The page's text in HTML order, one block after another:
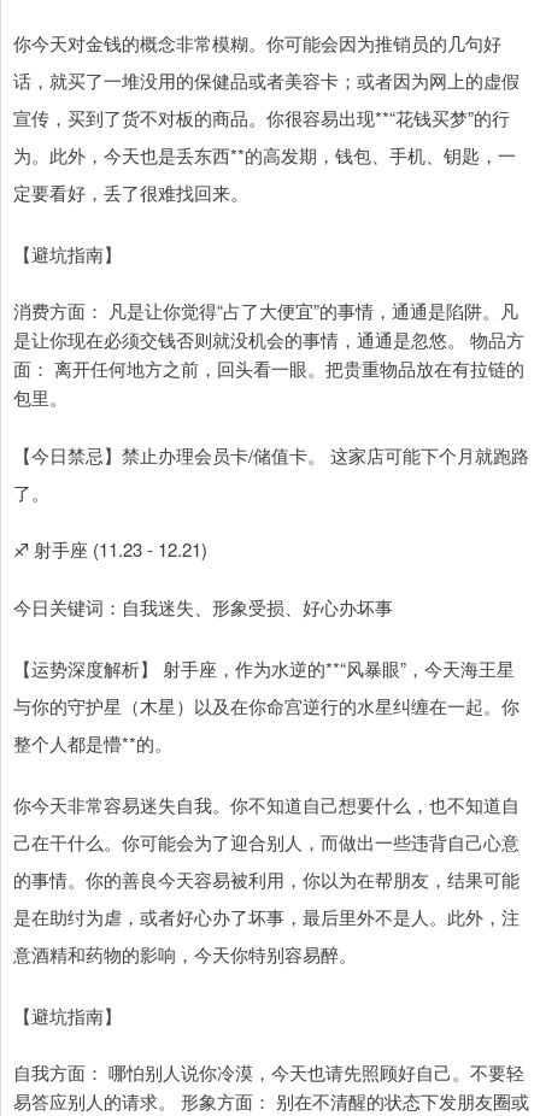
你今天对金钱的概念非常模糊。你可能会因为推销员的几句好
话，就买了一堆没用的保健品或者美容卡；或者因为网上的虚假
宣传，买到了货不对板的商品。你很容易出现**“花钱买梦”的行
为。此外，今天也是丢东西**的高发期，钱包、手机、钥匙，一
定要看好，丢了很难找回来。
【避坑指南】
消费方面： 凡是让你觉得“占了大便宜”的事情，通通是陷阱。凡
是让你现在必须交钱否则就没机会的事情，通通是忽悠。 物品方
面： 离开任何地方之前，回头看一眼。把贵重物品放在有拉链的
包里。
【今日禁忌】禁止办理会员卡/储值卡。 这家店可能下个月就跑路
了。
♐ 射手座 (11.23 - 12.21)
今日关键词：自我迷失、形象受损、好心办坏事
【运势深度解析】 射手座，作为水逆的**“风暴眼”，今天海王星
与你的守护星（木星）以及在你命宫逆行的水星纠缠在一起。你
整个人都是懵**的。
你今天非常容易迷失自我。你不知道自己想要什么，也不知道自
己在干什么。你可能会为了迎合别人，而做出一些违背自己心意
的事情。你的善良今天容易被利用，你以为在帮朋友，结果可能
是在助纣为虐，或者好心办了坏事，最后里外不是人。此外，注
意酒精和药物的影响，今天你特别容易醉。
【避坑指南】
自我方面： 哪怕别人说你冷漠，今天也请先照顾好自己。不要轻
易答应别人的请求。 形象方面： 别在不清醒的状态下发朋友圈或